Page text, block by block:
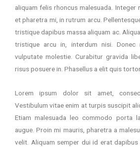
aliquam felis rhoncus malesuada. Integer
et pharetra mi, in rutrum arcu.
tristique dapibus massa aliquam ac.
tristique arcu in, interdum nisi.
vulputate molestie. Curabitur gravida
risus posuere in. Phasellus a elit quis
Lorem ipsum dolor sit amet,
Vestibulum vitae enim at turpis suscipit
Etiam malesuada leo commodo porta
augue. Proin mi mauris, pharetra a
velit. Aliquam semper dui id erat dapibus